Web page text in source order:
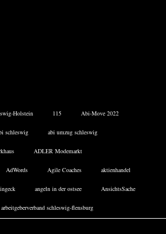
Holstein 115 Abi-Move 2022
schleswig abi umzug schleswig
ADLER Modemarkt
AdWords Agile Coaches aktienhandel
angeln in der ostsee AnsichtsSache
arbeitgeberverband schleswig-flensburg